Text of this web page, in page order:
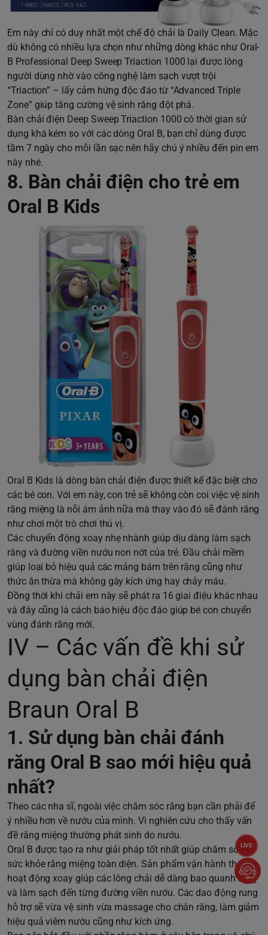
Em này chỉ có duy nhất một chế độ chải là Daily Clean. Mặc
dù không có nhiều lựa chọn như những dòng khác như Oral-
B Professional Deep Sweep Triaction 1000 lại được lòng
người dùng nhờ vào công nghệ làm sạch vượt trội
“Triaction” – lấy cảm hứng độc đáo từ “Advanced Triple
Zone” giúp tăng cường vệ sinh răng đột phá.
Bàn chải điện Deep Sweep Triaction 1000 có thời gian sử
dụng khá kém so với các dòng Oral B, bạn chỉ dùng được
tầm 7 ngày cho mỗi lần sạc nên hãy chú ý nhiều đến pin em
này nhé.
8. Bàn chải điện cho trẻ em
Oral B Kids
Oral B Kids là dòng bàn chải điện được thiết kế đặc biệt cho
các bé con. Với em này, con trẻ sẽ không còn coi việc vệ sinh
răng miệng là nỗi ám ảnh nữa mà thay vào đó sẽ đánh răng
như chơi một trò chơi thú vị.
Các chuyển động xoay nhẹ nhành giúp dịu dàng làm sạch
răng và đường viền nướu non nớt của trẻ. Đầu chải mềm
giúp loại bỏ hiệu quả các mảng bám trên răng cũng như
thức ăn thừa mà không gây kích ứng hay chảy máu.
Đồng thời khi chải em này sẽ phát ra 16 giai điệu khác nhau
và đây cũng là cách báo hiệu độc đáo giúp bé con chuyển
vùng đánh răng mới.
IV – Các vấn đề khi sử
dụng bàn chải điện
Braun Oral B
1. Sử dụng bàn chải đánh
răng Oral B sao mới hiệu quả
nhất?
Theo các nha sĩ, ngoài việc chăm sóc răng bạn cần phải để
ý nhiều hơn về nướu của mình. Vì nghiên cứu cho thấy vấn
đề răng miệng thường phát sinh do nướu.
Oral B được tạo ra như giải pháp tốt nhất giúp chăm sóc
sức khỏe răng miệng toàn diện. Sản phẩm vận hành theo
hoạt động xoay giúp các lông chải dễ dàng bao quanh răng
và làm sạch đến từng đường viền nướu. Các dao động rung
hỗ trợ sẽ vừa vệ sinh vừa massage cho chân răng, làm giảm
hiệu quả viêm nướu cũng như kích ứng.
LIVE